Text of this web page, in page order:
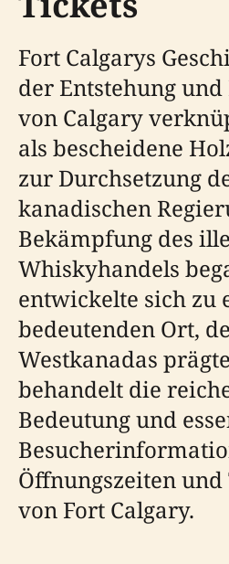
Fort Calgarys
der Entstehung
von Calgary
als bescheidene
zur Durchsetzung
kanadischen
Bekämpfung des
Whiskyhandels
entwickelte sich zu
bedeutenden Ort,
Westkanadas
behandelt die
Bedeutung und
Öffnungszeiten
von Fort Calgary.